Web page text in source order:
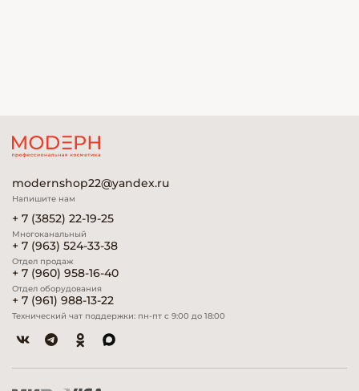
modernshop22@yandex.ru
Напишите нам
+ 7 (3852) 22-19-25
Многоканальный
+ 7 (963) 524-33-38
Отдел продаж
+ 7 (960) 958-16-40
Отдел оборудования
+ 7 (961) 988-13-22
Технический чат поддержки: пн-пт с 9:00 до 18:00